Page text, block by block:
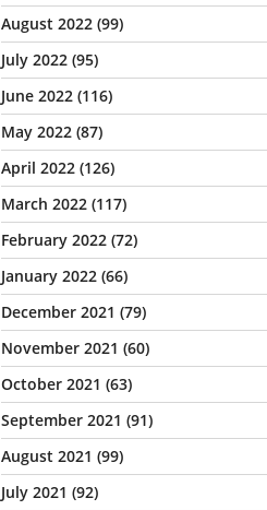
August 2022 (99)
July 2022 (95)
June 2022 (116)
May 2022 (87)
April 2022 (126)
March 2022 (117)
February 2022 (72)
January 2022 (66)
December 2021 (79)
November 2021 (60)
October 2021 (63)
September 2021 (91)
August 2021 (99)
July 2021 (92)